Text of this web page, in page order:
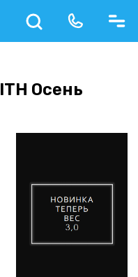
Осень